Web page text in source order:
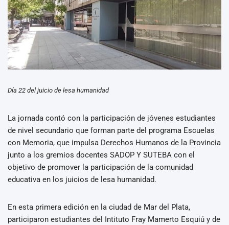
Día 22 del juicio de lesa humanidad
La jornada contó con la participación de jóvenes estudiantes
de nivel secundario que forman parte del programa Escuelas
con Memoria, que impulsa Derechos Humanos de la Provincia
junto a los gremios docentes SADOP Y SUTEBA con el
objetivo de promover la participación de la comunidad
educativa en los juicios de lesa humanidad.
En esta primera edición en la ciudad de Mar del Plata,
participaron estudiantes del Intituto Fray Mamerto Esquiú y de